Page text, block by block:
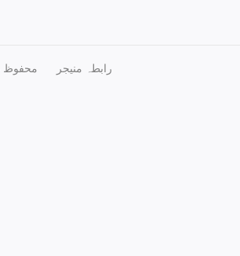
رابطہ منیجر محفوظ